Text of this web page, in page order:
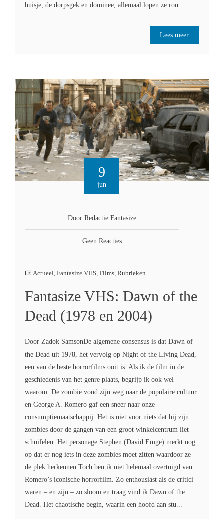
huisje, de dorpsgek en dominee, allemaal lopen ze ron...
Lees meer
9
jun
Door Redactie Fantasize
Geen Reacties
Actueel Fantasize VHS Films Rubrieken
Fantasize VHS: Dawn of the
Dead (1978 en 2004)
Door Zadok SamsonDe algemene consensus is dat Dawn of
the Dead uit 1978, het vervolg op Night of the Living Dead,
een van de beste horrorfilms ooit is. Als ik de film in de
geschiedenis van het genre plaats, begrijp ik ook wel
waarom. De zombie vond zijn weg naar de populaire cultuur
en George A. Romero gaf een sneer naar onze
consumptiemaatschappij. Het is niet voor niets dat hij zijn
zombies door de gangen van een groot winkelcentrum liet
schuifelen. Het personage Stephen (David Emge) merkt nog
op dat er nog iets in deze zombies moet zitten waardoor ze
de plek herkennen.Toch ben ik niet helemaal overtuigd van
Romero’s iconische horrorfilm. Zo enthousiast als de critici
waren – en zijn – zo sloom en traag vind ik Dawn of the
Dead. Het chaotische begin, waarin een hoofd aan stu...